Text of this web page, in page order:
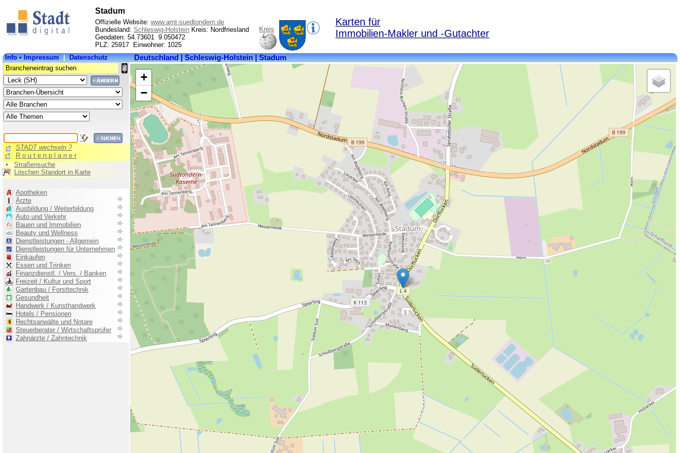
Stadum
Offizielle Website: www.amt-suedtondern.de
Bundesland: Schleswig-Holstein Kreis: Nordfriesland
Geodaten: 54.73601 9.050472
PLZ: 25917 Einwohner: 1025
Kreis
Nordfriesland
Bundesland:
Schleswig-
Holstein
Einwohner:
1025
Postleitzahl:
25917
Ortsteile:
Berg,
Fischerhaus,
Fresenhagen,
Fresenhagenfeld,
Hedwigsruh,
Holzacker,
Nordstadum,
Schach,
Stadum,
Stadumfeld,
Stadumwatt
Karten für
Immobilien-Makler und -Gutachter